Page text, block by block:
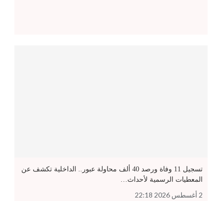
تسجيل 11 وفاة ورصد 40 ألف محاولة عبور.. الداخلية تكشف عن
المعطيات الرسمية لأحداث…
2 أغسطس 2026 22:18